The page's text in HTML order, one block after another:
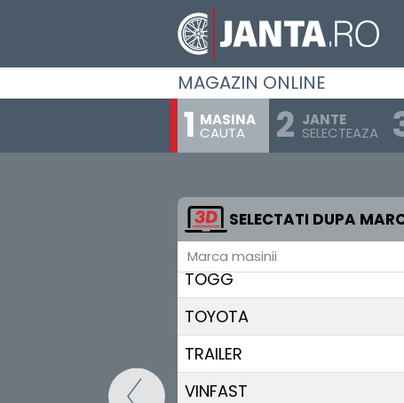
MAGAZIN ONLINE
MASINA
CAUTA
JANTE
SELECTEAZA
SELECTATI DUPA
Marca masinii
SKODA
SKYWELL
SMART
STREETSCOOTER
SUZUKI
TESLA
TOGG
TOYOTA
TRAILER
VINFAST